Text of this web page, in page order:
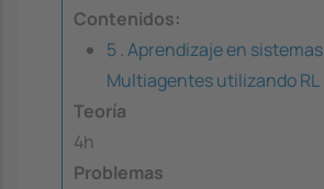
Contenidos:
5 . Aprendizaje en sistemas
Multiagentes utilizando RL
Teoría
4h
Problemas